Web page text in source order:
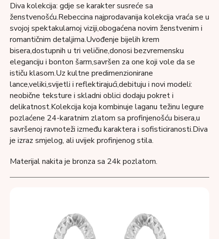
Diva kolekcija: gdje se karakter susreće sa
ženstvenošću.Rebeccina najprodavanija kolekcija vraća se u
svojoj spektakularnoj viziji,obogaćena novim ženstvenim i
romantičnim detaljima.Uvođenje bijelih krem ​​
bisera,dostupnih u tri veličine,donosi bezvremensku
eleganciju i bonton šarm,savršen za one koji vole da se
ističu klasom.Uz kultne predimenzionirane
lance,veliki,svijetli i reflektirajući,debituju i novi modeli:
neobične teksture i skladni oblici dodaju pokret i
delikatnost.Kolekcija koja kombinuje laganu težinu legure
pozlaćene 24-karatnim zlatom sa profinjenošću bisera,u
savršenoj ravnoteži između karaktera i sofisticiranosti.Diva
je izraz smjelog, ali uvijek profinjenog stila.
Materijal nakita je bronza sa 24k pozlatom.